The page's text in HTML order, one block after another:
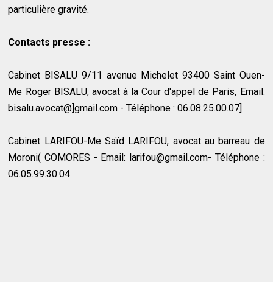
particulière gravité.
Contacts presse :
Cabinet BISALU 9/11 avenue Michelet 93400 Saint Ouen-
Me Roger BISALU, avocat à la Cour d'appel de Paris, Email:
bisalu.avocat@]gmail.com - Téléphone : 06.08.25.00.07]
Cabinet LARIFOU-Me Saïd LARIFOU, avocat au barreau de
Moroni( COMORES - Email: larifou@gmail.com- Téléphone :
06.05.99.30.04